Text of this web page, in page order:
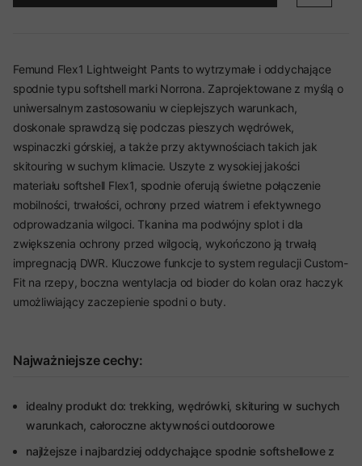
Femund Flex1 Lightweight Pants to wytrzymałe i oddychające
spodnie typu softshell marki Norrona. Zaprojektowane z myślą o
uniwersalnym zastosowaniu w cieplejszych warunkach,
doskonale sprawdzą się podczas pieszych wędrówek,
wspinaczki górskiej, a także przy aktywnościach takich jak
skitouring w suchym klimacie. Uszyte z wysokiej jakości
materiału softshell Flex1, spodnie oferują świetne połączenie
mobilności, trwałości, ochrony przed wiatrem i efektywnego
odprowadzania wilgoci. Tkanina ma podwójny splot i dla
zwiększenia ochrony przed wilgocią, wykończono ją trwałą
impregnacją DWR. Kluczowe funkcje to system regulacji Custom-
Fit na rzepy, boczna wentylacja od bioder do kolan oraz haczyk
umożliwiający zaczepienie spodni o buty.
Najważniejsze cechy:
idealny produkt do: trekking, wędrówki, skituring w suchych
warunkach, całoroczne aktywności outdoorowe
najlżejsze i najbardziej oddychające spodnie softshellowe z